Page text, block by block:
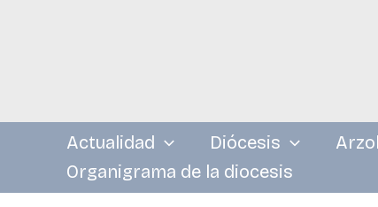
Actualidad Diócesis
Organigrama de la diocesis